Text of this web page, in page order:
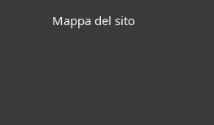
Mappa del sito